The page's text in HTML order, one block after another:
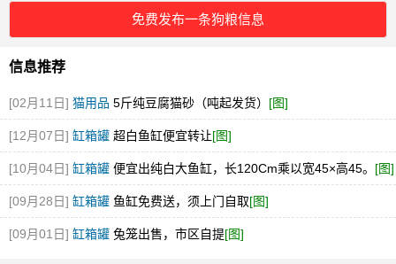
免费发布一条狗粮信息
信息推荐
[02月11日] 猫用品 5斤纯豆腐猫砂（吨起发货） [图]
[12月07日] 缸箱罐 超白鱼缸便宜转让[图]
[10月04日] 缸箱罐 便宜出纯白大鱼缸，长120Cm乘以宽45×高45。 [图]
[09月28日] 缸箱罐 鱼缸免费送，须上门自取[图]
[09月01日] 缸箱罐 兔笼出售，市区自提[图]